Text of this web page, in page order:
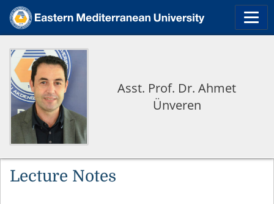
Asst. Prof. Dr. Ahmet
Ünveren
Lecture Notes